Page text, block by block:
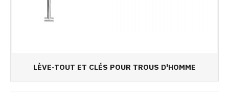
LÈVE-TOUT ET CLÉS POUR TROUS D'HOMME